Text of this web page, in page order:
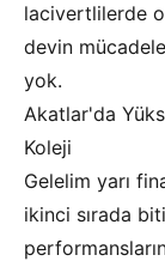
lacivertlilerde
devin
yok.
Akatlar'da
Koleji
Gelelim yarı
ikinci sırada